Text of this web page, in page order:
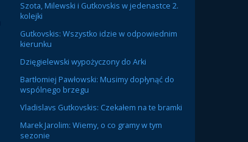
Szota, Milewski i Gutkovskis w jedenastce 2.
kolejki
Gutkovskis: Wszystko idzie w odpowiednim
kierunku
Dzięgielewski wypożyczony do Arki
Bartłomiej Pawłowski: Musimy dopłynąć do
wspólnego brzegu
Vladislavs Gutkovskis: Czekałem na te bramki
Marek Jarolim: Wiemy, o co gramy w tym
sezonie